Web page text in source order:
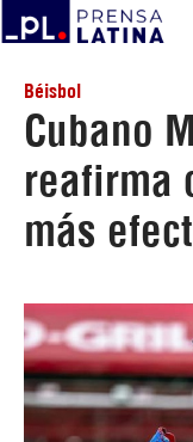
Béisbol
Cubano
reafirma
más